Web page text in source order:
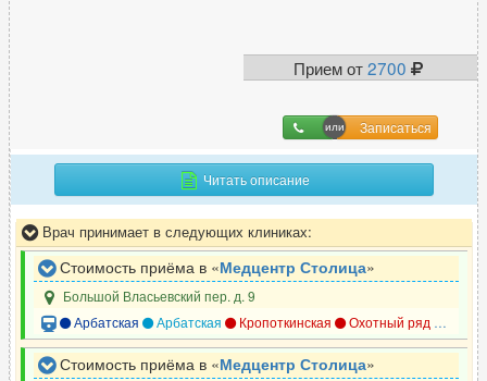
Прием от2700
Записаться
Читать описание
Врач принимает в следующих клиниках:
Стоимость приёма в «Медцентр Столица»
Большой Власьевский пер. д. 9
Арбатская
Арбатская Кропоткинская Охотный ряд
Стоимость приёма в «Медцентр Столица»